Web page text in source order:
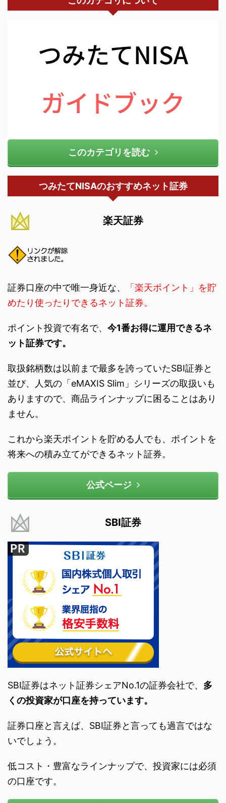
このカテゴリを読む
つみたてNISAのおすすめネット証券
楽天証券
証券口座の中で唯一身近な、
「楽天ポイント」を貯
めたり使ったりできるネット証券。
ポイント投資で有名で、 今1番お得に運用できるネ
ット証券です。
取扱銘柄数は以前まで最多を誇っていたSBI証券と
並び、人気の「eMAXIS Slim」シリーズの取扱いも
ありますので、商品ラインナップに困ることはあり
ません。
これから楽天ポイントを貯める人でも、ポイントを
将来への積み立てができるネット証券。
公式ページ
SBI証券
SBI証券はネット証券シェアNo.1の証券会社で、 多
くの投資家が口座を持っています。
証券口座と言えば、SBI証券と言っても過言ではな
いでしょう。
低コスト・豊富なラインナップで、投資家には必須
の口座です。